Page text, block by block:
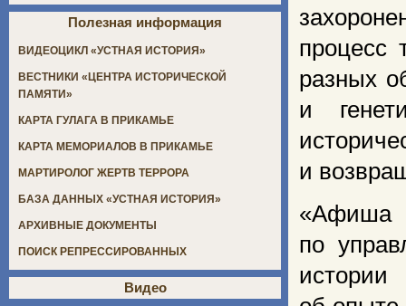
процесс
разных
и
и
«Афиша
по
Полезная информация
ВИДЕОЦИКЛ «УСТНАЯ ИСТОРИЯ»
ВЕСТНИКИ «ЦЕНТРА ИСТОРИЧЕСКОЙ
ПАМЯТИ»
КАРТА ГУЛАГА В ПРИКАМЬЕ
КАРТА МЕМОРИАЛОВ В ПРИКАМЬЕ
МАРТИРОЛОГ ЖЕРТВ ТЕРРОРА
БАЗА ДАННЫХ «УСТНАЯ ИСТОРИЯ»
АРХИВНЫЕ ДОКУМЕНТЫ
ПОИСК РЕПРЕССИРОВАННЫХ
Видео